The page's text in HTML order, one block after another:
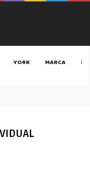
YORK MARCA